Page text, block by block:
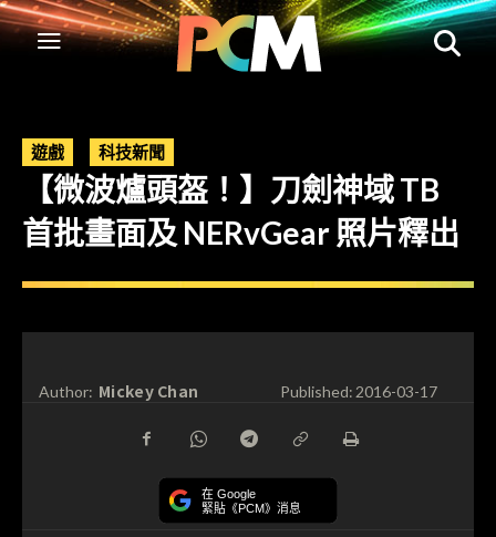
遊戲 科技新聞
【微波爐頭盔！】刀劍神域 TB
首批畫面及 NERvGear 照片釋出
Author: Mickey Chan Published:2016-03-17
在 Google
緊貼《PCM》消息